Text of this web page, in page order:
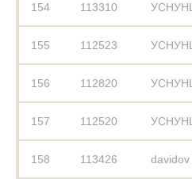
154 113310
155 112523
156 112820
157 112520
158 113426